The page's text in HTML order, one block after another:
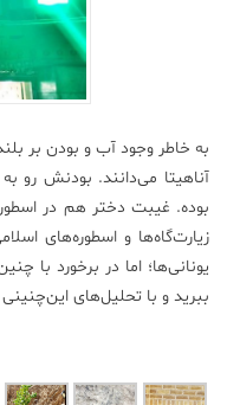
به خاطر وجود آب و بودن بر
آناهیتا می‌دانند. بودنش
بوده. غیبت دختر هم در
زیارت‌گاه‌ها و اسطوره‌های
یونانی‌ها؛ اما در برخورد با
ببرید و با تحلیل‌های